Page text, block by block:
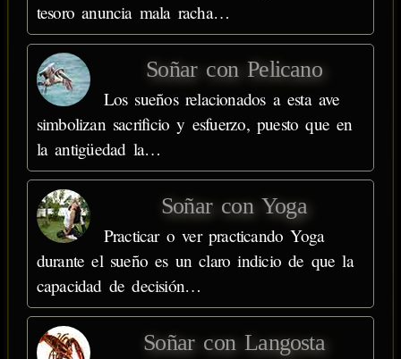
tesoro anuncia mala racha…
Soñar con Pelicano
Los sueños relacionados a esta ave
simbolizan sacrificio y esfuerzo, puesto que en
la antigüedad la…
Soñar con Yoga
Practicar o ver practicando Yoga
durante el sueño es un claro indicio de que la
capacidad de decisión…
Soñar con Langosta